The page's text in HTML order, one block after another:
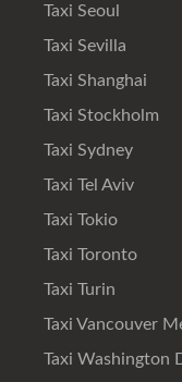
Taxi Seoul
Taxi Sevilla
Taxi Shanghai
Taxi Stockholm
Taxi Sydney
Taxi Tel Aviv
Taxi Tokio
Taxi Toronto
Taxi Turin
Taxi Vancouver
Taxi Washington